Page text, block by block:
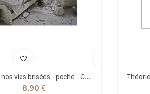
Le fil de nos vies brisées - poche - Cécile Hennion - Points
8,90 €